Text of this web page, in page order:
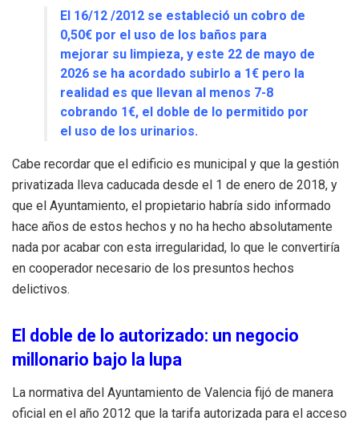
El 16/12 /2012 se estableció un cobro de
0,50€ por el uso de los baños para
mejorar su limpieza, y este 22 de mayo de
2026 se ha acordado subirlo a 1€ pero la
realidad es que llevan al menos 7-8
cobrando 1€, el doble de lo permitido por
el uso de los urinarios.
Cabe recordar que el edificio es municipal y que la gestión
privatizada lleva caducada desde el 1 de enero de 2018, y
que el Ayuntamiento, el propietario habría sido informado
hace años de estos hechos y no ha hecho absolutamente
nada por acabar con esta irregularidad, lo que le convertiría
en cooperador necesario de los presuntos hechos
delictivos.
El doble de lo autorizado: un negocio
millonario bajo la lupa
La normativa del Ayuntamiento de Valencia fijó de manera
oficial en el año 2012 que la tarifa autorizada para el acceso